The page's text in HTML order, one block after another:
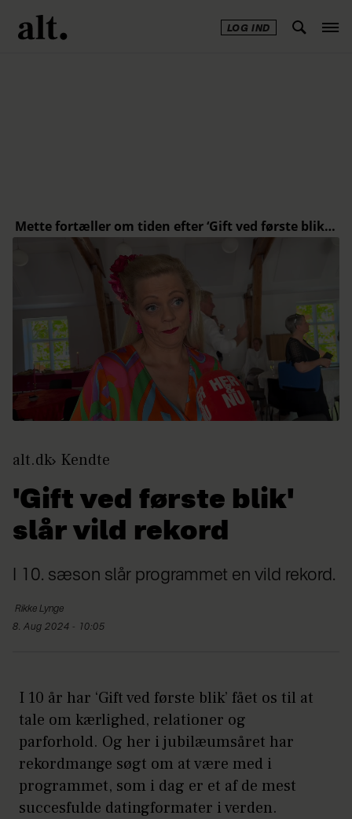
LOG IND
alt.dk Kendte
'Gift ved første blik'
slår vild rekord
I 10. sæson slår programmet en vild rekord.
Rikke Lynge
8. Aug 2024 - 10:05
I 10 år har ‘Gift ved første blik’ fået os til at
tale om kærlighed, relationer og
parforhold. Og her i jubilæumsåret har
rekordmange søgt om at være med i
programmet, som i dag er et af de mest
succesfulde datingformater i verden.